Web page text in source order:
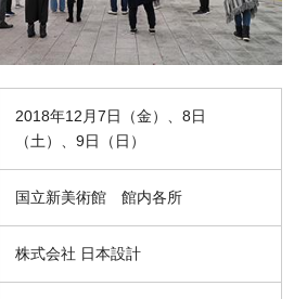
2018年12月7日（金）、8日
（土）、9日（日）
国立新美術館 館内各所
株式会社 日本設計